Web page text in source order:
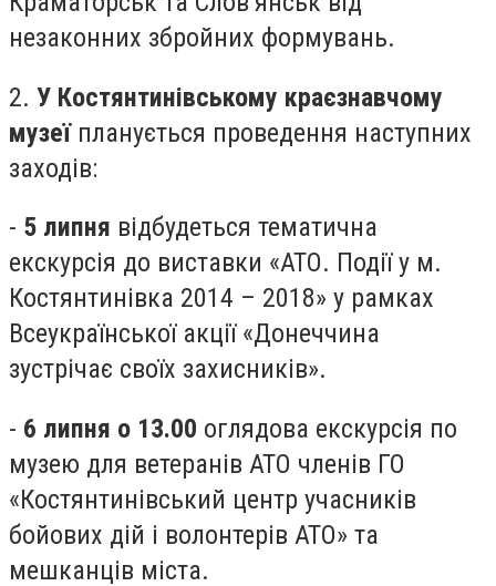
незаконних збройних формувань.
2. У Костянтинівському краєзнавчому
музеїпланується проведення наступних
заходів:
- 5 липня відбудеться тематична
екскурсія до виставки «АТО. Події у м.
Костянтинівка 2014 – 2018» у рамках
Всеукраїнської акції «Донеччина
зустрічає своїх захисників».
- 6 липня о 13.00 оглядова екскурсія по
музею для ветеранів АТО членів ГО
«Костянтинівський центр учасників
бойових дій і волонтерів АТО» та
мешканців міста.